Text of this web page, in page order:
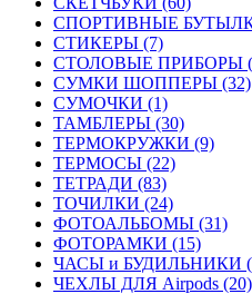
СПОРТИВНЫЕ
СТИКЕРЫ (7)
СТОЛОВЫЕ ПРИБОРЫ
СУМКИ ШОППЕРЫ (32)
СУМОЧКИ (1)
ТАМБЛЕРЫ (30)
ТЕРМОКРУЖКИ (9)
ТЕРМОСЫ (22)
ТЕТРАДИ (83)
ТОЧИЛКИ (24)
ФОТОАЛЬБОМЫ (31)
ФОТОРАМКИ (15)
ЧАСЫ и БУДИЛЬНИКИ
ЧЕХЛЫ ДЛЯ Airpods (20)